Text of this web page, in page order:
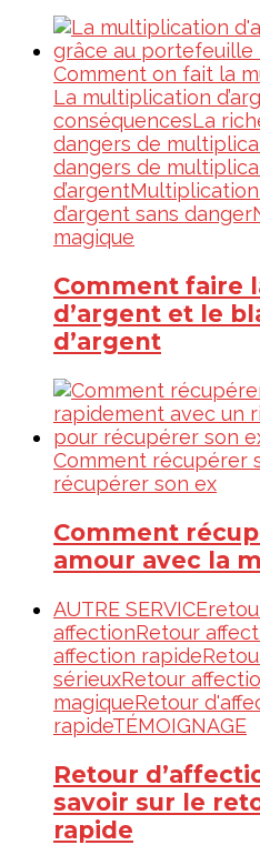
Comment on fait la
La multiplication
conséquencesLa
dangers de
dangers de
d’argentMultiplication
d’argent sans danger
magique
Comment faire
d’argent et le
d’argent
Comment récupérer
récupérer son ex
Comment
amour avec la
AUTRE SERVICE
affectionRetour
affection rapide
sérieuxRetour
magiqueRetour
rapideTÉMOIGNAGE
Retour
savoir sur le
rapide